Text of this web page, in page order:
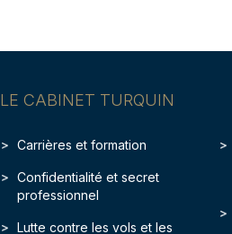
LE CABINET TURQUIN
Carrières et formation
Confidentialité et secret
professionnel
Lutte contre les vols et les